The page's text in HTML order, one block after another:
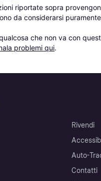
riportate sopra
da considerarsi
che non va con
problemi qui.
Rivendi
Auto-
Contatti